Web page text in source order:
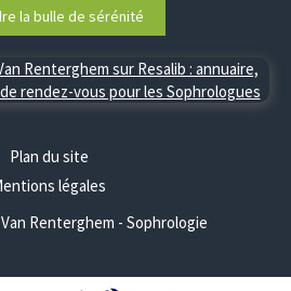
la bulle de sérénité
Plan du site
légales
Renterghem - Sophrologie